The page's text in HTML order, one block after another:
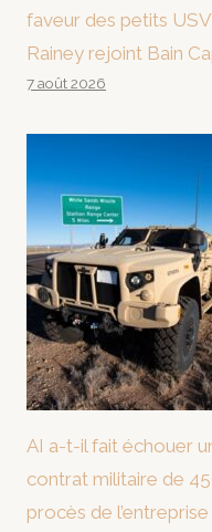
faveur des petits USV
Rainey rejoint Bain
7 août 2026
AI a-t-il fait échouer
contrat militaire de
procès de